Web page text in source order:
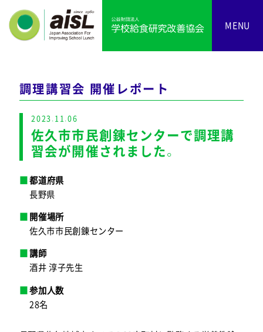
MENU
調理講習会 開催レポート
2023.11.06
佐久市市民創錬センターで調理講
習会が開催されました。
都道府県
長野県
開催場所
佐久市市民創錬センター
講師
酒井 淳子先生
参加人数
28名